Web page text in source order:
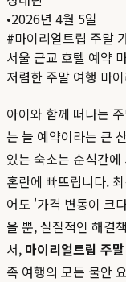
•2026년 4월 5일
#마이리얼트립 주말
서울 근교 호텔 예약
저렴한 주말 여행 마
아이와 함께 떠나는
는 늘 예약이라는 큰
있는 숙소는 순식간
혼란에 빠뜨립니다.
어도 '가격 변동이 크
올 뿐, 실질적인 해결
서, 마이리얼트립 주
족 여행의 모든 불안